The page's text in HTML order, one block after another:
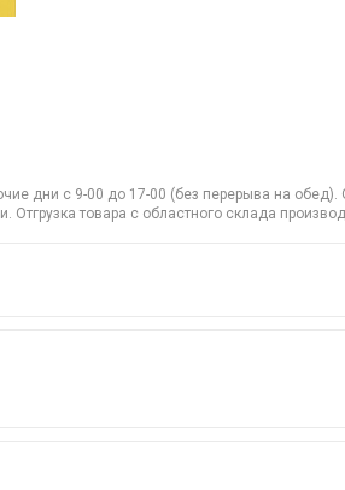
дни с 9-00 до 17-00 (без перерыва на
товара с областного склада